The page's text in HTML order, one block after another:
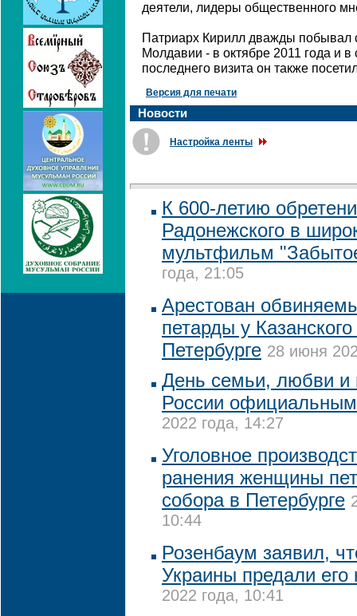
деятели, лидеры общественного
Патриарх Кирилл дважды побывал
Молдавии - в октябре 2011 года и
последнего визита он также
Версия для печати
Новости
Настройка ленты
К 600-летию
Радонежского в
мультфильм
года, 21:05
Арестован
петарды у
Петербурге 28 июня
День семьи, любви и
России
2022 года, 14:27
Уголовное
ранения женщины
собора в Петербурге
10:44
Розенбаум заявил,
Украины предали его
2022 года, 10:41